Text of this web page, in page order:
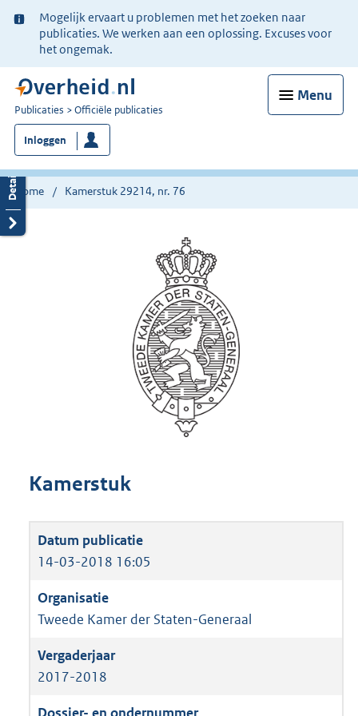
Ter
informatie:
Mogelijk ervaart u problemen met het zoeken naar
publicaties. We werken aan een oplossing. Excuses voor
het ongemak.
Menu
U
bent
nu
hier:
Publicaties Officiële publicaties
Inloggen
Home Kamerstuk 29214, nr. 76
Kamerstuk
14-03-2018 16:05
Tweede Kamer der Staten-Generaal
2017-2018